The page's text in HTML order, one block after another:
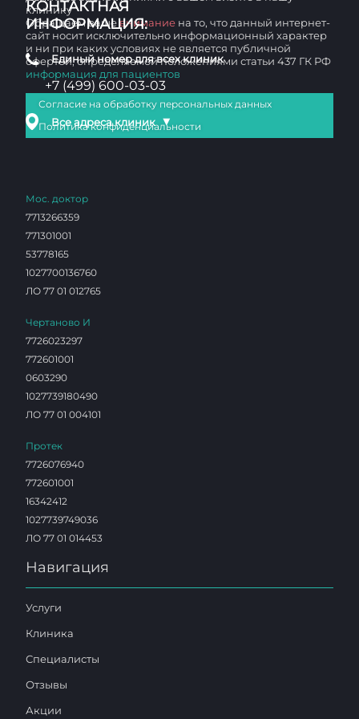
КОНТАКТНАЯ
ИНФОРМАЦИЯ:
Единый номер для всех клиник
+7 (499) 600-03-03
Все адреса клиник ▼
клинику
Обращаем вашевнимание на то, что данный интернет-
сайт носит исключительно информационный характер
и ни при каких условиях не является публичной
офертой, определяемой положениями статьи 437 ГК РФ
информация для пациентов
Согласие на обработку персональных данных
Политика конфиденциальности
Мос. доктор
7713266359
771301001
53778165
1027700136760
ЛО 77 01 012765
Чертаново И
7726023297
772601001
0603290
1027739180490
ЛО 77 01 004101
Протек
7726076940
772601001
16342412
1027739749036
ЛО 77 01 014453
Навигация
Услуги
Клиника
Специалисты
Отзывы
Акции